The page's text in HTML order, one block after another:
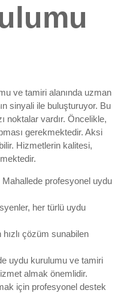
ve tamiri alanında uzman
sinyali ile buluşturuyor. Bu
noktalar vardır. Öncelikle,
gerekmektedir. Aksi
Hizmetlerin kalitesi,
Mahallede profesyonel uydu
her türlü uydu
çözüm sunabilen
uydu kurulumu ve tamiri
almak önemlidir.
için profesyonel destek